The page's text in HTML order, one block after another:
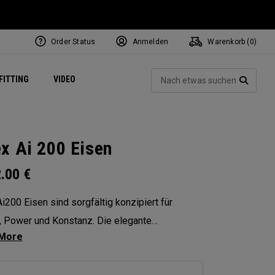
VIDEO Exclusive Mavrik Complete Sets
Exklusiv - Golfbälle
Women's Golf Balls
Exklusiv - Zubehör
Regional Performance Centers
Order Status Anmelden Warenkorb ( 0)
Ai 200 Eisen
€
Eisen sind sorgfältig konzipiert für
Power und Konstanz. Die elegante
vereint Leistungsstärke und